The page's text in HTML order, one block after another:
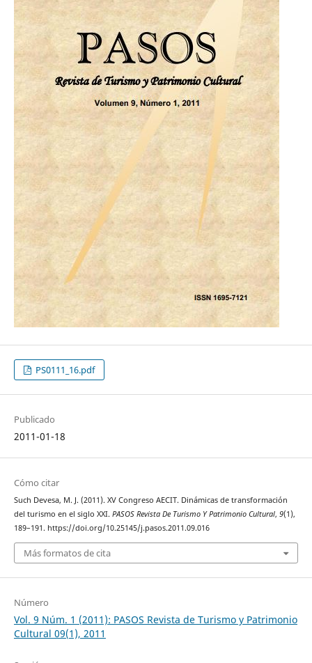
PS0111_16.pdf
Publicado
2011-01-18
Cómo citar
Such Devesa, M. J. (2011). XV Congreso AECIT. Dinámicas de transformación
del turismo en el siglo XXI. PASOS Revista De Turismo Y Patrimonio Cultural, 9(1),
189–191. https://doi.org/10.25145/j.pasos.2011.09.016
Más formatos de cita
Número
Vol. 9 Núm. 1 (2011): PASOS Revista de Turismo y Patrimonio
Cultural 09(1), 2011